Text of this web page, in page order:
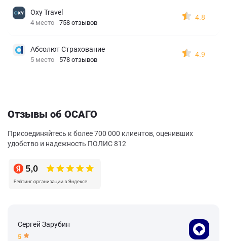
Oxy Travel
4 место 758 отзывов
4.8
Абсолют Страхование
5 место 578 отзывов
4.9
Отзывы об ОСАГО
Присоединяйтесь к более 700 000 клиентов, оценивших
удобство и надежность ПОЛИС 812
Сергей Зарубин
5